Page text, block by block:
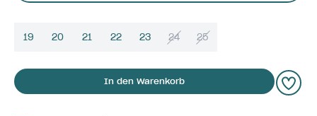
19 20 21 22 23 24 25
In den Warenkorb